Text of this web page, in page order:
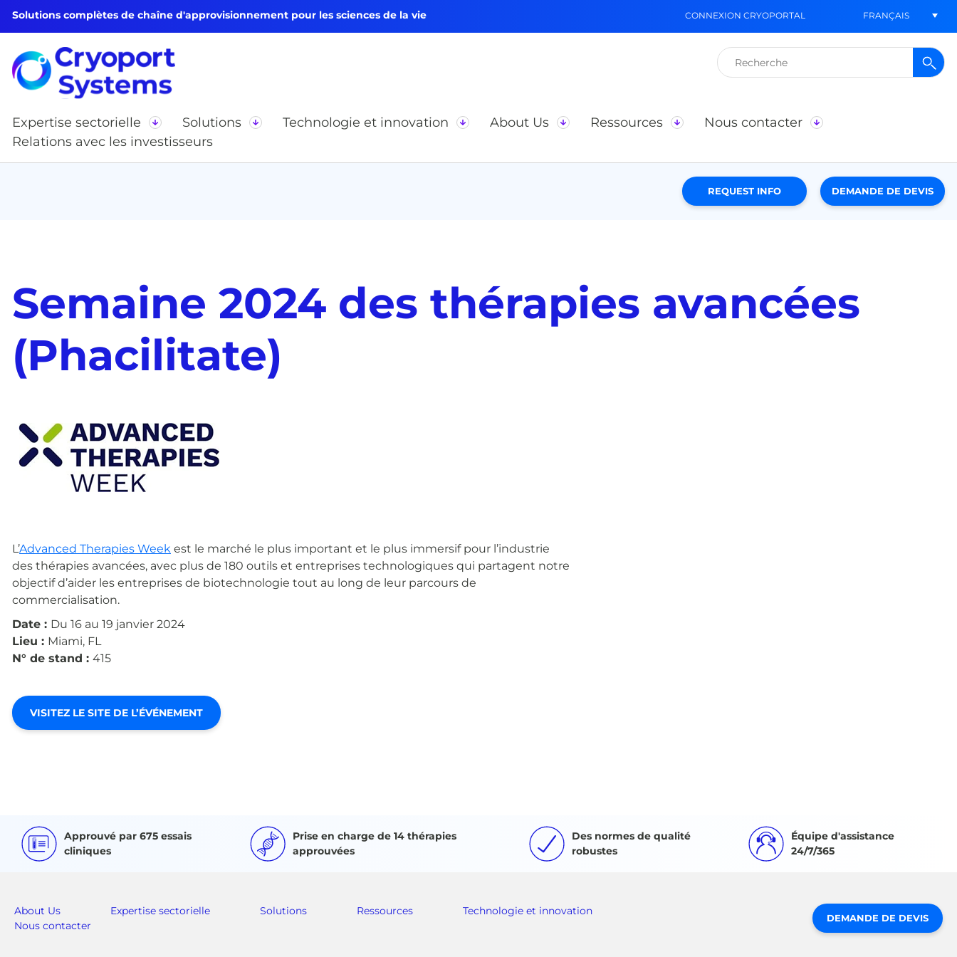
Solutions complètes de chaîne d'approvisionnement pour les sciences de la vie CONNEXION CRYOPORTAL FRANÇAIS
Rechercher :
Expertise sectorielle Solutions Technologie et innovation About Us Ressources
Nous contacter
Relations avec les investisseurs
REQUEST INFO DEMANDE DE DEVIS
Semaine 2024 des thérapies avancées
(Phacilitate)
L’Advanced Therapies Week est le marché le plus important et le plus immersif pour l’industrie
des thérapies avancées, avec plus de 180 outils et entreprises technologiques qui partagent notre
objectif d’aider les entreprises de biotechnologie tout au long de leur parcours de
commercialisation.
Date : Du 16 au 19 janvier 2024
Lieu : Miami, FL
N° de stand : 415
VISITEZ LE SITE DE L’ÉVÉNEMENT
Approuvé par 675 essais
cliniques
Prise en charge de 14 thérapies
approuvées
Des normes de qualité
robustes
Équipe d'assistance
24/7/365
About Us Expertise sectorielle Solutions Ressources
Technologie et innovation
Nous contacter
DEMANDE DE DEVIS